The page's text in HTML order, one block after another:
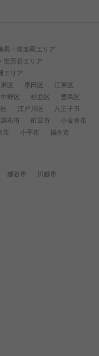
馬・後楽園エリア
世田谷エリア
エリア
区 墨田区
江東区
中野区 杉並区
豊島区
江戸川区
八王子市
調布市 町田市
小金井市
市 小平市
福生市
越谷市
川越市